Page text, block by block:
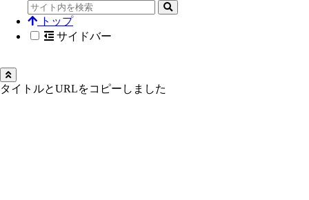
トップ
サイドバー
タイトルとURLをコピーしました